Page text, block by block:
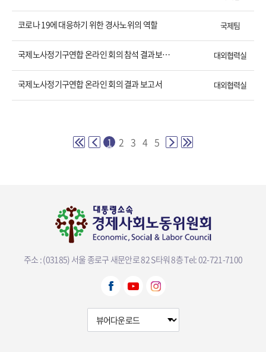
코로나 19에 대응하기 위한 경사노위의 역할 국제팀
국제노사정기구연합 온라인 회의 참석 결과보고서 대외협력실
국제노사정기구연합 온라인 회의 결과 보고서 대외협력실
1 2 3 4 5
주소 : (03185) 서울 종로구 새문안로 82 S타워 8층Tel: 02-721-7100
뷰어다운로드 선택